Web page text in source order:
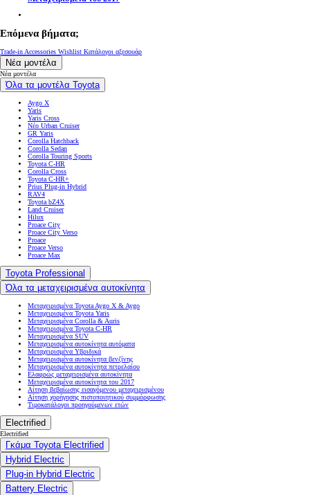
Επόμενα βήματα;
Trade-inAccessories Wishlist Κατάλογοι αξεσουάρ
Νέα μοντέλα
Νέα μοντέλα
Όλα τα μοντέλα Toyota
Aygo X
Yaris
Yaris Cross
Νέο Urban Cruiser
GR Yaris
Corolla Hatchback
Corolla Sedan
Corolla Touring Sports
Toyota C-HR
Corolla Cross
Toyota C-HR+
Prius Plug-in Hybrid
RAV4
Toyota bZ4X
Land Cruiser
Hilux
Proace City
Proace City Verso
Proace
Proace Verso
Proace Max
Toyota Professional
Όλα τα μεταχειρισμένα αυτοκίνητα
Μεταχειρισμένα Toyota Aygo X & Aygo
Μεταχειρισμένα Toyota Yaris
Μεταχειρισμένα Corolla & Auris
Μεταχειρισμένα Toyota C-HR
Μεταχειρισμένα SUV
Μεταχειρισμένα αυτοκίνητα αυτόματα
Μεταχειρισμένα Υβριδικά
Μεταχειρισμένα αυτοκίνητα βενζίνης
Μεταχειρισμένα αυτοκίνητα πετρελαίου
Ελαφρώς μεταχειρισμένα αυτοκίνητα
Μεταχειρισμένα αυτοκίνητα του 2017
Αίτηση βεβαίωσης εισαγόμενου μεταχειρισμένου
Αίτηση χορήγησης πιστοποιητικού συμμόρφωσης
Τιμοκατάλογοι προηγούμενων ετών
Electrified
Electrified
Γκάμα Toyota Electrified
Hybrid Electric
Plug-in Hybrid Electric
Battery Electric